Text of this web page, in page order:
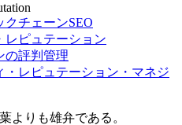
クチェーンSEO
レピュテーション
の評判管理
・レピュテーション・マネジ
よりも雄弁である。